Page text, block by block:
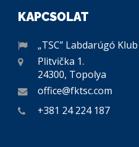
KAPCSOLAT
„TSC” Labdarúgó Klub
Plitvička 1.
24300, Topolya
office@fktsc.com
+381 24 224 187